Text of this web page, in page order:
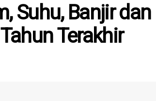
Suhu, Banjir dan
Terakhir